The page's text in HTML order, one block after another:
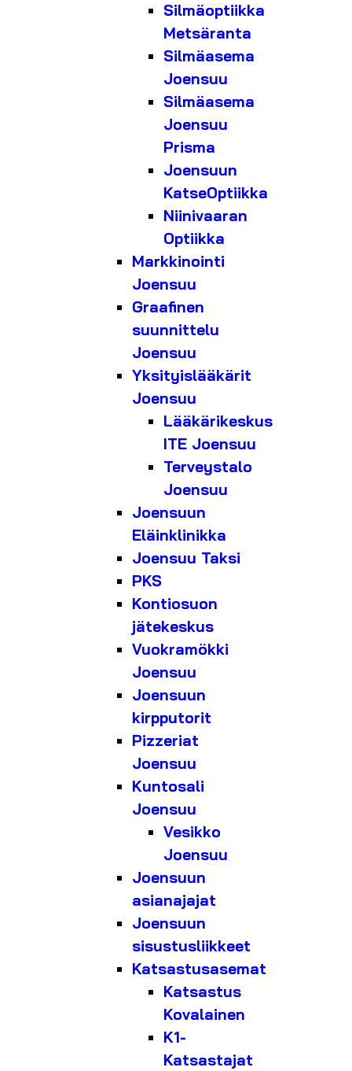
Silmäoptiikka
Metsäranta
Silmäasema
Joensuu
Silmäasema
Joensuu
Prisma
Joensuun
KatseOptiikka
Niinivaaran
Optiikka
Markkinointi
Joensuu
Graafinen
suunnittelu
Joensuu
Yksityislääkärit
Joensuu
Lääkärikeskus
ITE Joensuu
Terveystalo
Joensuu
Joensuun
Eläinklinikka
Joensuu Taksi
PKS
Kontiosuon
jätekeskus
Vuokramökki
Joensuu
Joensuun
kirpputorit
Pizzeriat
Joensuu
Kuntosali
Joensuu
Vesikko
Joensuu
Joensuun
asianajajat
Joensuun
sisustusliikkeet
Katsastusasemat
Katsastus
Kovalainen
K1-
Katsastajat